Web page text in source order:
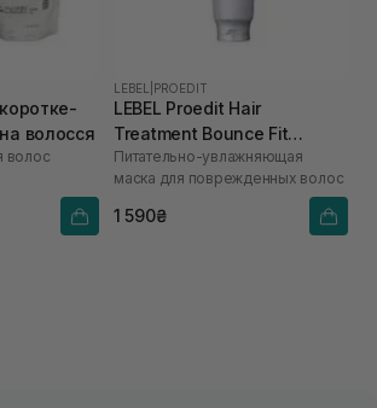
волосся
волос
LEBEL PROEDIT
LEBEL Proedit Hair
Treatment Bounce Fit
Treatment 250 мл
Питательно-увлажняющая
маска для поврежденных волос
1 590₴